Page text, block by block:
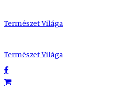
Természet Világa
Természet Világa